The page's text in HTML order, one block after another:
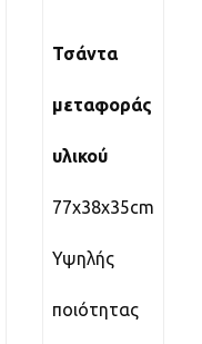
Τσάντα
μεταφοράς
υλικού
77x38x35cm
Υψηλής
ποιότητας